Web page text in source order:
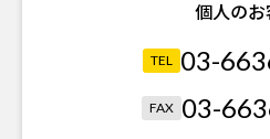
個人のお
TEL 03-
FAX 03-